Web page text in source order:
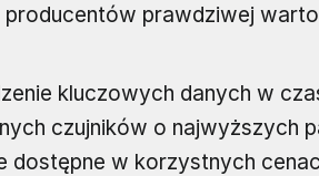
prawdziwej
kluczowych danych w
czujników o najwyższych
dostępne w korzystnych